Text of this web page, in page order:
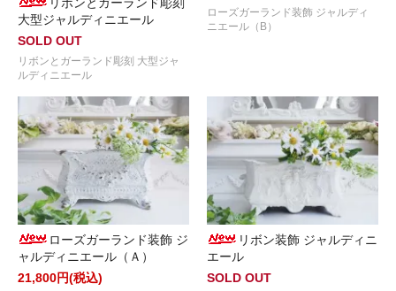
大型ジャルディニエール
SOLD OUT
リボンとガーランド彫刻 大型ジャ
ルディニエール
ローズガーランド装飾 ジャルディ
ニエール（B）
ローズガーランド装飾 ジ
ャルディニエール（Ａ）
21,800円(税込)
リボン装飾 ジャルディニ
エール
SOLD OUT